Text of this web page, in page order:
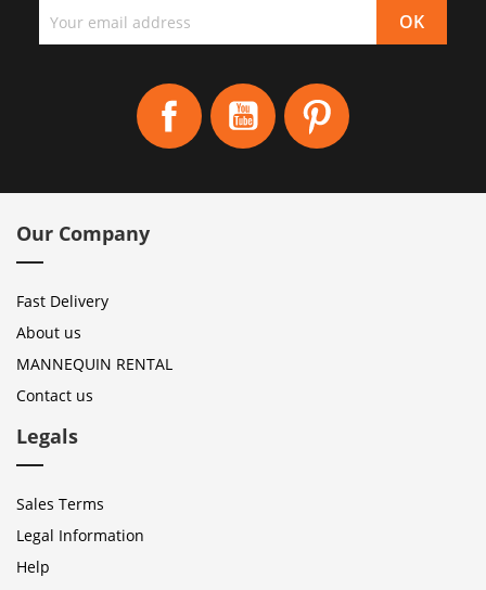
Facebook YouTube
Our Company
Fast Delivery
About us
MANNEQUIN RENTAL
Contact us
Legals
Sales Terms
Legal Information
Help